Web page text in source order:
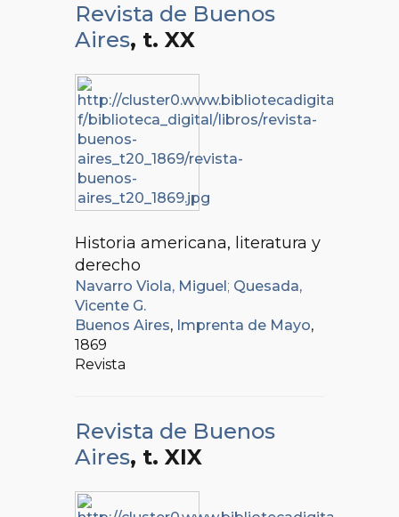
Revista de Buenos
Aires, t. XX
Historia americana, literatura y
derecho
Navarro Viola, Miguel ; Quesada,
Vicente G.
Buenos Aires, Imprenta de Mayo,
1869
Revista
Revista de Buenos
Aires, t. XIX